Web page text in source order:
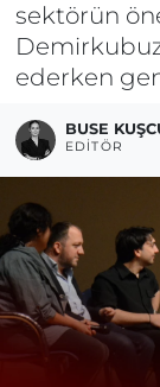
sektörün
ederken
BUSE
EDITÖR